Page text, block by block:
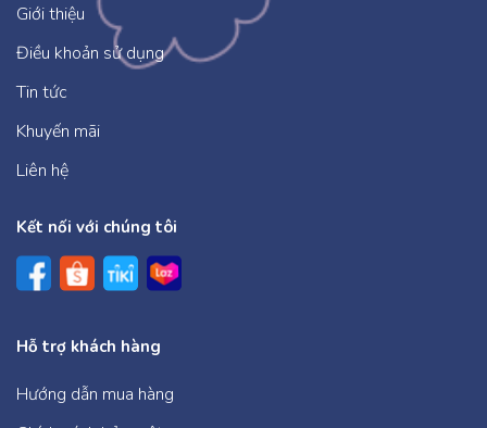
Giới thiệu
Điều khoản sử dụng
Tin tức
Khuyến mãi
Liên hệ
Kết nối với chúng tôi
Hỗ trợ khách hàng
Hướng dẫn mua hàng